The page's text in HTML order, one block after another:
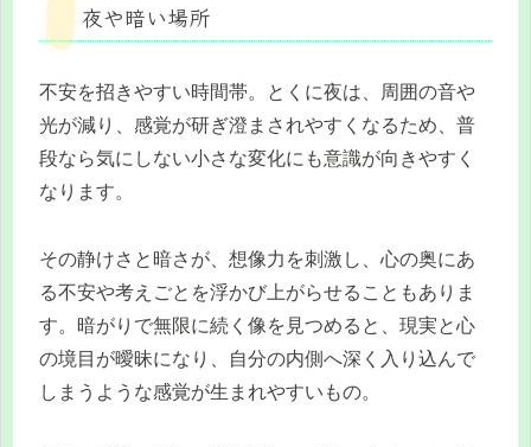
夜や暗い場所
不安を招きやすい時間帯。とくに夜は、周囲の音や
光が減り、感覚が研ぎ澄まされやすくなるため、普
段なら気にしない小さな変化にも意識が向きやすく
なります。
その静けさと暗さが、想像力を刺激し、心の奥にあ
る不安や考えごとを浮かび上がらせることもありま
す。暗がりで無限に続く像を見つめると、現実と心
の境目が曖昧になり、自分の内側へ深く入り込んで
しまうような感覚が生まれやすいもの。